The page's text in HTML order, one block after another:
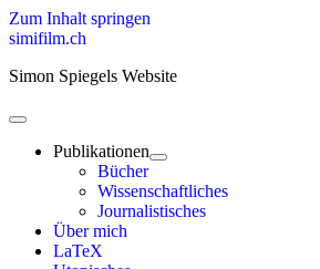
Zum Inhalt springen
simifilm.ch
Simon Spiegels Website
open
primary
menu Publikationen
open
child
menu
Bücher
Wissenschaftliches
Journalistisches
Über mich
LaTeX